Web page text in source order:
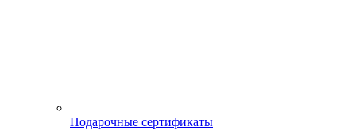
Подарочные сертификаты